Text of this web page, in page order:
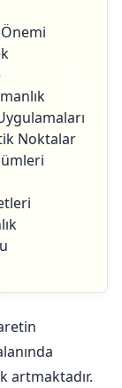
Noktalar
artmaktadır.